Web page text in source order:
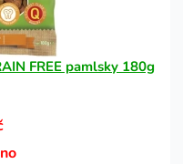
FREE pamlsky 180g